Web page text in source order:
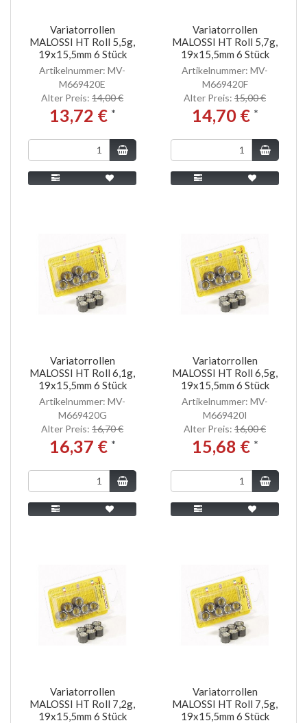
Variatorrollen
MALOSSI HT Roll 5,5g,
19x15,5mm 6 Stück
Artikelnummer: MV-
M669420E
Alter Preis: 14,00 €
13,72 € *
Variatorrollen
MALOSSI HT Roll 5,7g,
19x15,5mm 6 Stück
Artikelnummer: MV-
M669420F
Alter Preis: 15,00 €
14,70 € *
Variatorrollen
MALOSSI HT Roll 6,1g,
19x15,5mm 6 Stück
Artikelnummer: MV-
M669420G
Alter Preis: 16,70 €
16,37 € *
Variatorrollen
MALOSSI HT Roll 6,5g,
19x15,5mm 6 Stück
Artikelnummer: MV-
M669420I
Alter Preis: 16,00 €
15,68 € *
Variatorrollen
MALOSSI HT Roll 7,2g,
19x15,5mm 6 Stück
Variatorrollen
MALOSSI HT Roll 7,5g,
19x15,5mm 6 Stück